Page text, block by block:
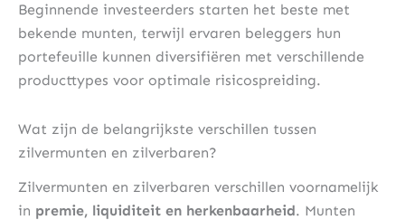
Beginnende investeerders starten het beste met
bekende munten, terwijl ervaren beleggers hun
portefeuille kunnen diversifiëren met verschillende
producttypes voor optimale risicospreiding.
Wat zijn de belangrijkste verschillen tussen
zilvermunten en zilverbaren?
Zilvermunten en zilverbaren verschillen voornamelijk
in premie, liquiditeit en herkenbaarheid. Munten